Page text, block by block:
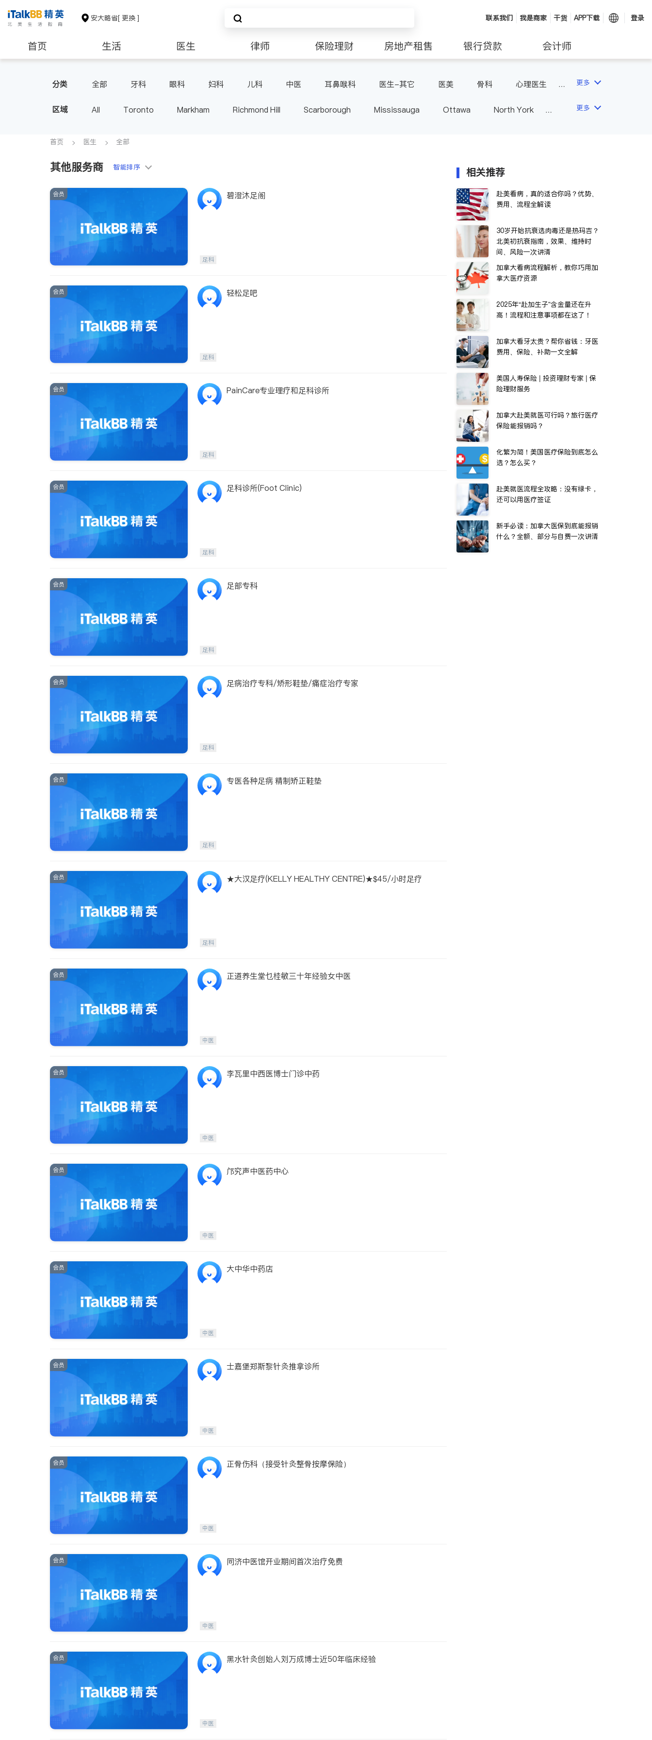
安大略省[ 更换 ] 联系我们 我是商家 干货 APP下载 登录
首页 生活 医生 律师 保险理财 房地产租售 银行贷款 会计师
分类 全部 牙科 眼科 妇科 儿科 中医 耳鼻喉科 医生-其它 医美 骨科
心理医生
更多
区域 All Toronto Markham Richmond Hill Scarborough Mississauga Ottawa
North York
Aurora
更多
首页 医生 全部
其他服务商 智能排序
会员 碧澄沐足阁
足科
会员 轻松足吧
足科
会员 PainCare专业理疗和足科诊所
足科
会员 足科诊所(Foot Clinic)
足科
会员 足部专科
足科
会员 足病治疗专科/矫形鞋垫/痛症治疗专家
足科
会员 专医各种足病 精制矫正鞋垫
足科
会员 ★大汉足疗(KELLY HEALTHY CENTRE)★$45/小时足疗
足科
会员 正道养生堂乜桂敏三十年经验女中医
中医
会员 李瓦里中西医博士门诊中药
中医
会员 邝究声中医药中心
中医
会员 大中华中药店
中医
会员 士嘉堡郑斯黎针灸推拿诊所
中医
会员 正骨伤科（接受针灸整骨按摩保险）
中医
会员 同济中医馆开业期间首次治疗免费
中医
会员 黑水针灸创始人刘万成博士近50年临床经验
中医
相关推荐
赴美看病，真的适合你吗？优势、
费用、流程全解读
30岁开始抗衰选肉毒还是热玛吉？
北美初抗衰指南，效果、维持时
间、风险一次讲清
加拿大看病流程解析，教你巧用加
拿大医疗资源
2025年“赴加生子”含金量还在升
高！流程和注意事项都在这了！
加拿大看牙太贵？帮你省钱：牙医
费用、保险、补助一文全解
美国人寿保险 | 投资理财专家 | 保
险理财服务
加拿大赴美就医可行吗？旅行医疗
保险能报销吗？
化繁为简！美国医疗保险到底怎么
选？怎么买？
赴美就医流程全攻略：没有绿卡，
还可以用医疗签证
新手必读：加拿大医保到底能报销
什么？全额、部分与自费一次讲清